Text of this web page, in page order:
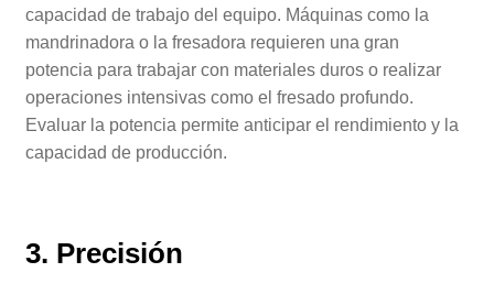
capacidad de trabajo del equipo. Máquinas como la
mandrinadora o la fresadora requieren una gran
potencia para trabajar con materiales duros o realizar
operaciones intensivas como el fresado profundo.
Evaluar la potencia permite anticipar el rendimiento y la
capacidad de producción.
3. Precisión